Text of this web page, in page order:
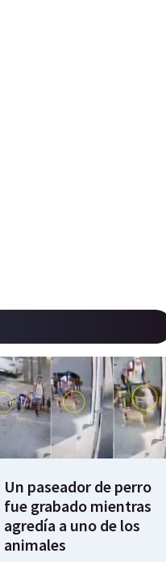
Un paseador de perro
fue grabado mientras
agredía a uno de los
animales